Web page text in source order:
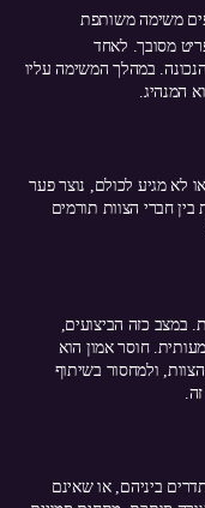
משימה משותפת
מסובך. לאחד
במהלך המשימה עליו
המנהיג.
לא מגיע לכולם, נוצר פער
חברי הצוות תורמים
במצב כזה הביצועים,
חוסר אמון הוא
ולמחסור בשיתוף
ביניהם, או שאינם